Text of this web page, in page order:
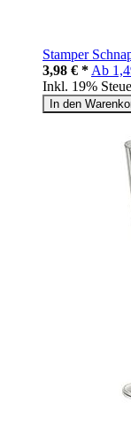
Stamper
3,98 € * Ab
Inkl. 19%
In den